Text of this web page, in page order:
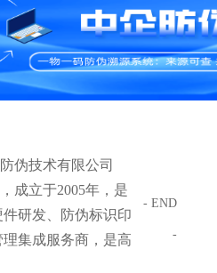
伪技术有限公司
成立于2005年，是
研发、防伪标识印
集成服务商，是高
- END
-